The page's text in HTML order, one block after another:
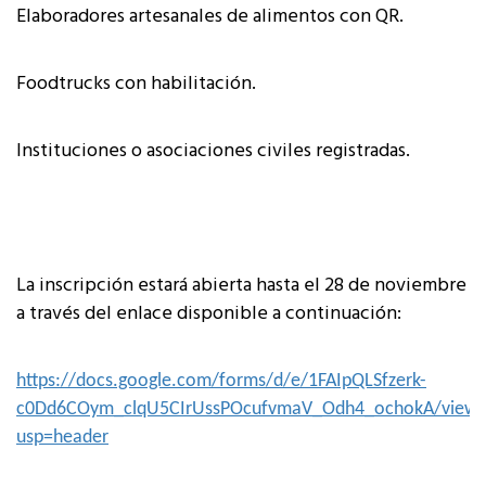
Elaboradores artesanales de alimentos con QR.
Foodtrucks con habilitación.
Instituciones o asociaciones civiles registradas.
La inscripción estará abierta hasta el 28 de noviembre
a través del enlace disponible a continuación:
https://docs.google.com/forms/d/e/1FAIpQLSfzerk-
c0Dd6COym_clqU5CIrUssPOcufvmaV_Odh4_ochokA/
usp=header